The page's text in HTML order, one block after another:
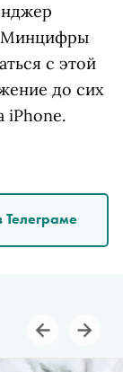
Минцифры
с этой
до сих
iPhone.
Телеграме